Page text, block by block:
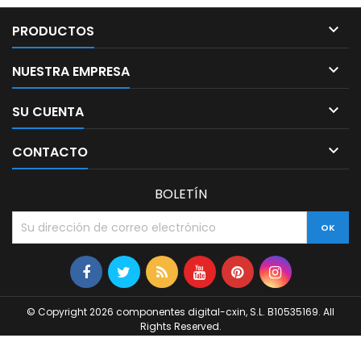
PRODUCTOS 
NUESTRA EMPRESA 
SU CUENTA 
CONTACTO 
BOLETÍN
© Copyright 2026 componentes digital-cxin, S.L. B10535169. All
Rights Reserved.